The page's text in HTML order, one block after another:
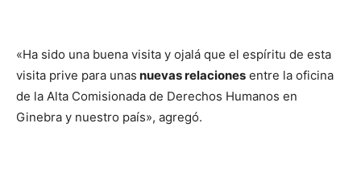
«Ha sido una buena visita y ojalá que el espíritu de esta
visita prive para unas nuevas relaciones entre la oficina
de la Alta Comisionada de Derechos Humanos en
Ginebra y nuestro país», agregó.